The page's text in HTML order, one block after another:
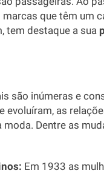
marcas que têm um
tem destaque a sua
são inúmeras e
evoluíram, as
moda. Dentre as
Em 1933 as